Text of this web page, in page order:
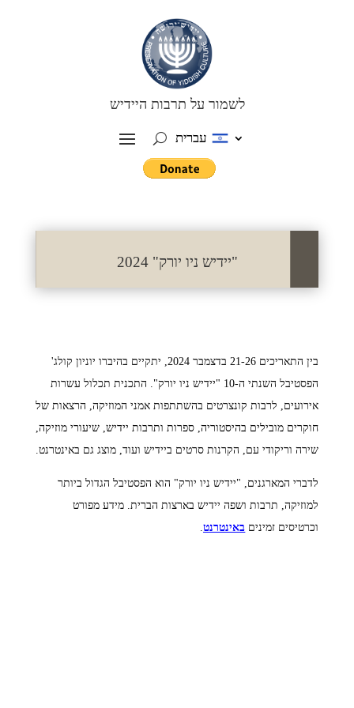
לשמור על תרבות היידיש
עברית
"יידיש ניו יורק" 2024
בין התאריכים 21-26 בדצמבר 2024, יתקיים בהיברו יוניון קולג'
הפסטיבל השנתי ה-10 "יידיש ניו יורק". התכנית תכלול עשרות
אירועים, לרבות קונצרטים בהשתתפות אמני המוזיקה, הרצאות של
חוקרים מובילים בהיסטוריה, ספרות ותרבות יידיש, שיעורי מוזיקה,
שירה וריקודי עם, הקרנות סרטים ביידיש ועוד, מוצג גם באינטרנט.
לדברי המארגנים, "יידיש ניו יורק" הוא הפסטיבל הגדול ביותר
למוזיקה, תרבות ושפה יידיש בארצות הברית. מידע מפורט
וכרטיסים זמינים באינטרנט.